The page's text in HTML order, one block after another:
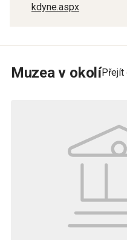
kdyne.aspx
Muzea v okolíPřejít